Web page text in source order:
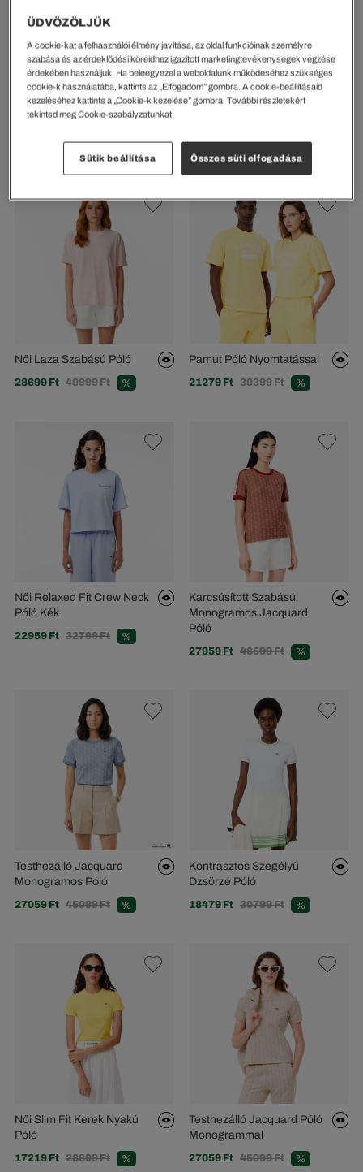
Karcsúsított Szabású Pamut
Atléta
28699 Ft %
Slim Fit Jacquard
31569 Ft 45099 Ft %
Női Laza Szabású Póló
28699 Ft 40999 Ft %
Pamut Póló Nyomtatással
21279 Ft 30399 Ft %
Női Relaxed Fit Crew Neck
Póló Kék
22959 Ft 32799 Ft %
Karcsúsított Szabású
Monogramos Jacquard
Póló
27959 Ft 46599 Ft %
Testhezálló Jacquard
Monogramos Póló
27059 Ft 45099 Ft %
Kontrasztos Szegélyű
Dzsörzé Póló
18479 Ft 30799 Ft %
Női Slim Fit Kerek Nyakú
Póló
17219 Ft 28699 Ft %
Testhezálló Jacquard Póló
Monogrammal
27059 Ft 45099 Ft %
ÜDVÖZÖLJÜK
A cookie-kat a felhasználói élmény javítása, az oldal funkcióinak személyre
szabása és az érdeklődési köreidhez igazított marketingtevékenységek végzése
érdekében használjuk. Ha beleegyezel a weboldalunk működéséhez szükséges
cookie-k használatába, kattints az „Elfogadom” gombra. A cookie-beállításaid
kezeléséhez kattints a „Cookie-k kezelése” gombra. További részletekért
tekintsd meg Cookie-szabályzatunkat.
Sütik beállítása Összes süti elfogadása